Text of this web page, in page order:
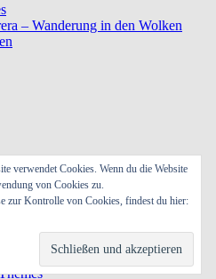
– Wanderung in den Wolken
Alle Rechte vorbehalten.
verwendet Cookies. Wenn du die Website
von Cookies zu.
zur Kontrolle von Cookies, findest du hier: